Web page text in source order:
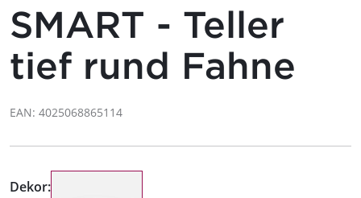
SMART - Teller
tief rund Fahne
EAN: 4025068865114
Dekor: